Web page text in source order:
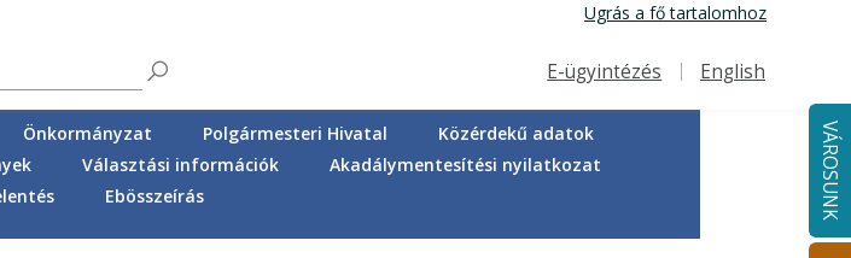
Ugrás a fő tartalomhoz
Felső navigáció
E-ügyintézés English
VÁROSUNK
Önkormányzat Polgármesteri Hivatal
Közérdekű adatok
Választási információk
Akadálymentesítési nyilatkozat
Ebösszeírás